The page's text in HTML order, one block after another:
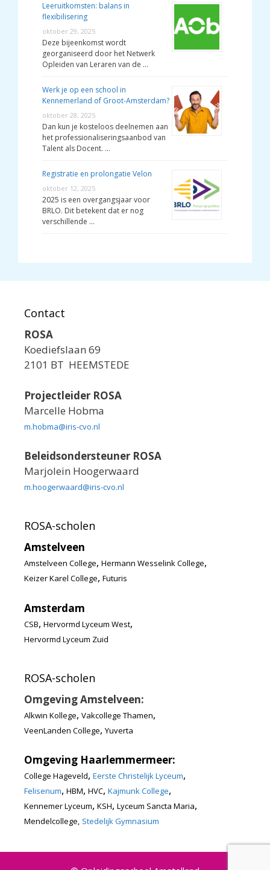
Leeruitkomsten: balans in
flexibilisering
oktober 29, 2025
Deze bijeenkomst wordt
georganiseerd door het Netwerk
Opleiden van Leraren van de …
Werk je op een school in
Kennemerland of Groot-Amsterdam?
oktober 28, 2025
Dan kun je kosteloos deelnemen aan
het professionaliseringsaanbod van
Talent als Docent. …
Registratie en prolongatie Velon
oktober 12, 2025
2025 is een overgangsjaar voor
BRLO. Dit betekent dat er nog
verschillende …
Contact
ROSA
Koediefslaan 69
2101 BT HEEMSTEDE
Projectleider ROSA
Marcelle Hobma
m.hobma@iris-cvo.nl
Beleidsondersteuner ROSA
Marjolein Hoogerwaard
m.hoogerwaard@iris-cvo.nl
ROSA-scholen
Amstelveen
Amstelveen College, Hermann Wesselink College,
Keizer Karel College, Futuris
Amsterdam
CSB, Hervormd Lyceum West,
Hervormd Lyceum Zuid
ROSA-scholen
Omgeving Amstelveen:
Alkwin Kollege, Vakcollege Thamen,
VeenLanden College, Yuverta
Omgeving Haarlemmermeer:
College Hageveld, Eerste Christelijk Lyceum,
Felisenum, HBM, HVC, Kajmunk College,
Kennemer Lyceum, KSH, Lyceum Sancta Maria,
Mendelcollege, Stedelijk Gymnasium